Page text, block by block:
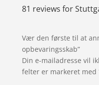
81 reviews for
Vær den første til at
opbevaringsskab”
Din e-mailadresse vil
felter er markeret med